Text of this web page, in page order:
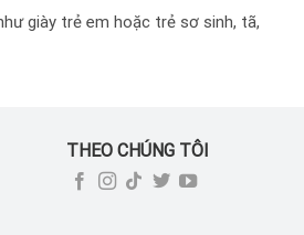
giày trẻ em hoặc trẻ sơ sinh, tã,
THEO CHÚNG TÔI